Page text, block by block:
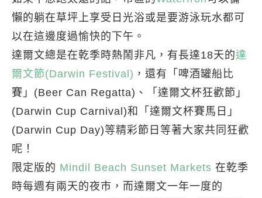
懶的躺在草坪上享受日光浴或是要游泳玩水都可
以在這邊度過愉快的下午。
達爾文總是在乾季時熱鬧非凡，有長達18天的達
爾文節(Darwin Festival) ，還有「啤酒罐船比
賽」(Beer Can Regatta)、「達爾文杯狂歡節」
(Darwin Cup Carnival)和「達爾文杯賽馬日」
(Darwin Cup Day)等精彩節日等著大家共同狂歡
呢！
限定版的 Mindil Beach Sunset Markets 在乾季
時每週有兩天的夜市，而達爾文一年一度的